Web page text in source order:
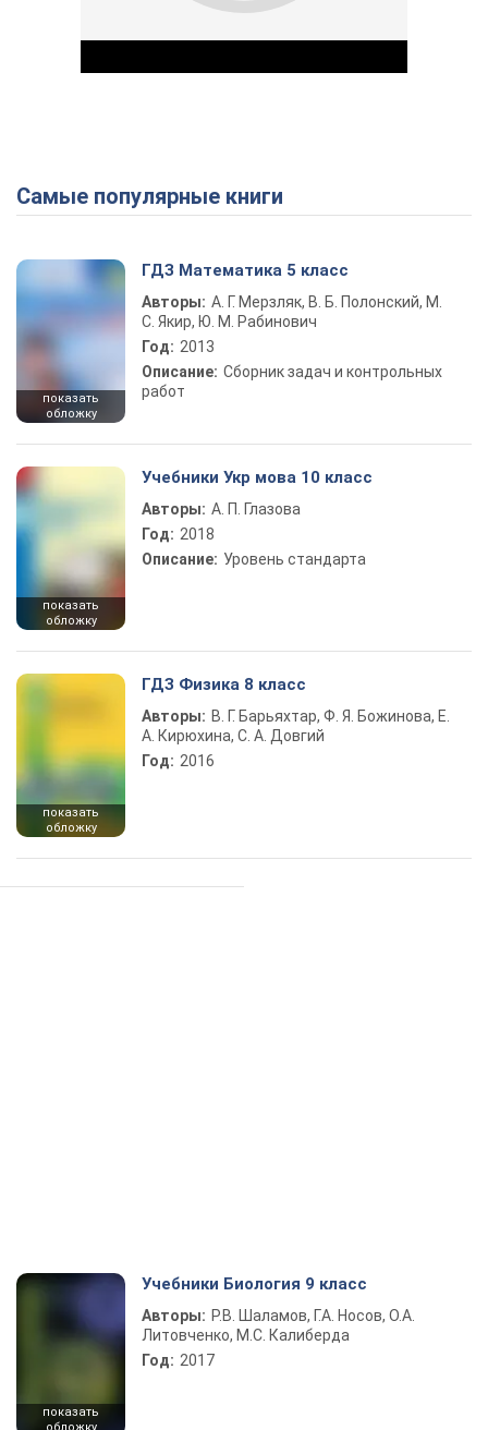
Play Video
Самые популярные книги
показать
обложку
ГДЗ Математика 5 класс
Авторы: А. Г. Мерзляк, В. Б. Полонский, М.
С. Якир, Ю. М. Рабинович
Год: 2013
Описание: Сборник задач и контрольных
работ
показать
обложку
Учебники Укр мова 10 класс
Авторы: А. П. Глазова
Год: 2018
Описание: Уровень стандарта
показать
обложку
ГДЗ Физика 8 класс
Авторы: В. Г. Барьяхтар, Ф. Я. Божинова, Е.
А. Кирюхина, С. А. Довгий
Год: 2016
показать
Учебники Биология 9 класс
Авторы: Р.В. Шаламов, Г.А. Носов, О.А.
Литовченко, М.С. Калиберда
Год: 2017